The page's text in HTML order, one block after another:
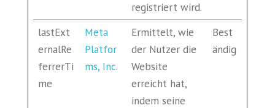
registriert wird.
lastExt
ernalRe
ferrerTi
me
Meta
Platfor
ms, Inc.
Ermittelt, wie
der Nutzer die
Website
erreicht hat,
indem seine
Best
ändig